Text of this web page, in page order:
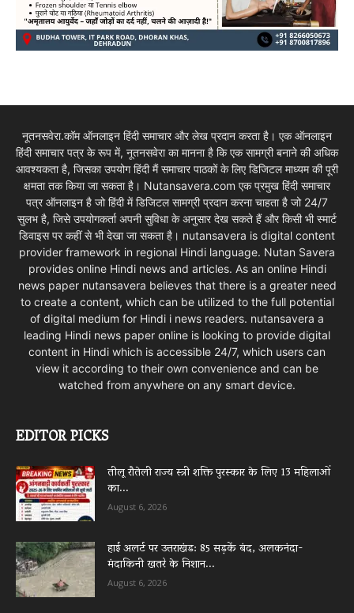
नूतनसवेरा.कॉम ऑनलाइन हिंदी समाचार और लेख प्रदान करता है। एक ऑनलाइन
हिंदी समाचार पत्र के रूप में, नूतनसवेरा का मानना है कि एक सामग्री बनाने की अधिक
आवश्यकता है, जिसका उपयोग हिंदी मैं समाचार पाठकों के लिए डिजिटल माध्यम की पूरी
क्षमता तक किया जा सकता है। Nutansavera.com एक प्रमुख हिंदी समाचार
पत्र ऑनलाइन है जो हिंदी में डिजिटल सामग्री प्रदान करना चाहता है जो 24/7
सुलभ है, जिसे उपयोगकर्ता अपनी सुविधा के अनुसार देख सकते हैं और किसी भी स्मार्ट
डिवाइस पर कहीं से भी देखा जा सकता है। nutansavera is digital content
provider framework in regional Hindi language. Nutan Savera
provides online Hindi news and articles. As an online Hindi
news paper nutansavera believes that there is a greater need
to create a content, which can be utilized to the full potential
of digital medium for Hindi i news readers. nutansavera a
leading Hindi news paper online is looking to provide digital
content in Hindi which is accessible 24/7, which users can
view it according to their own convenience and can be
watched from anywhere on any smart device.
EDITOR PICKS
तीलू रौतेली राज्य स्त्री शक्ति पुरस्कार के लिए 13 महिलाओं
का...
August 6, 2026
हाई अलर्ट पर उत्तराखंड: 85 सड़कें बंद, अलकनंदा-
मंदाकिनी खतरे के निशान...
August 6, 2026